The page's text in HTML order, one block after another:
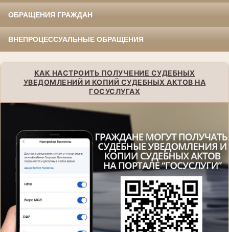
ОБРАЩЕНИЯ ГРАЖДАН
ВНЕПРОЦЕССУАЛЬНЫЕ ОБРАЩЕНИЯ
КАК НАСТРОИТЬ ПОЛУЧЕНИЕ СУДЕБНЫХ
УВЕДОМЛЕНИЙ И КОПИЙ СУДЕБНЫХ АКТОВ НА
ГОСУСЛУГАХ